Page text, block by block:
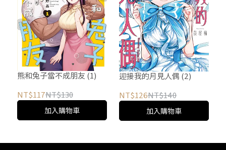
熊和兔子當不成朋友 (1)
NT$117NT$130
加入購物車
迎接我的月見人偶 (2)
NT$126NT$140
加入購物車